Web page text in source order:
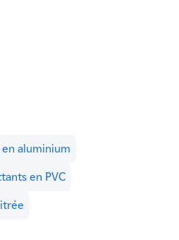
en aluminium
en PVC